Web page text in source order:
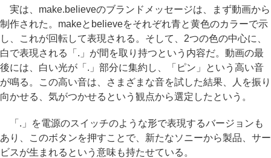
実は、make.believeのブランドメッセージは、まず動画から
制作された。makeとbelieveをそれぞれ青と黄色のカラーで示
し、これが回転して表現される。そして、2つの色の中心に、
白で表現される「.」が間を取り持つという内容だ。動画の最
後には、白い光が「.」部分に集約し、「ピン」という高い音
が鳴る。この高い音は、さまざまな音を試した結果、人を振り
向かせる、気がつかせるという観点から選定したという。
「.」を電源のスイッチのような形で表現するバージョンも
あり、このボタンを押すことで、新たなソニーから製品、サー
ビスが生まれるという意味も持たせている。